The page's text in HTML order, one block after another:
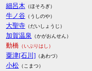
細呂木 （ほそろぎ）
牛ノ谷 （うしのや）
大聖寺 （だいしょうじ）
加賀温泉 （かがおんせん）
動橋 （いぶりはし）
粟津[石川] （あわづ）
小松 （こまつ）